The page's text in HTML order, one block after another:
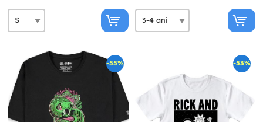
-55% -53%